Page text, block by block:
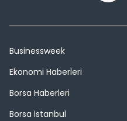
Businessweek
Ekonomi Haberleri
Borsa Haberleri
Borsa İstanbul